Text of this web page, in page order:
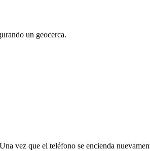
un geocerca.
vez que el teléfono se encienda